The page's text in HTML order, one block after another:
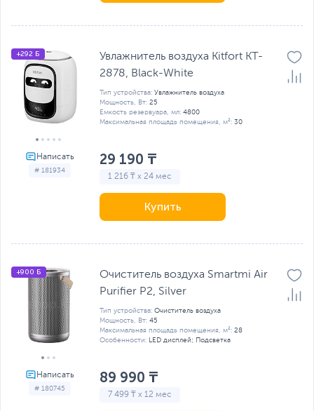
# 181934
+292 Б
Увлажнитель воздуха Kitfort KT-
2878, Black-White
Тип устройства: Увлажнитель воздуха
Мощность, Вт: 25
Емкость резервуара, мл: 4800
Максимальная площадь помещения, м²: 30
29 190 ₸
1 216 ₸ x 24 мес
Купить
# 180745
+900 Б
Очиститель воздуха Smartmi Air
Purifier P2, Silver
Тип устройства: Очиститель воздуха
Мощность, Вт: 45
Максимальная площадь помещения, м²: 28
Особенности:
LED дисплей; Подсветка
89 990 ₸
7 499 ₸ x 12 мес